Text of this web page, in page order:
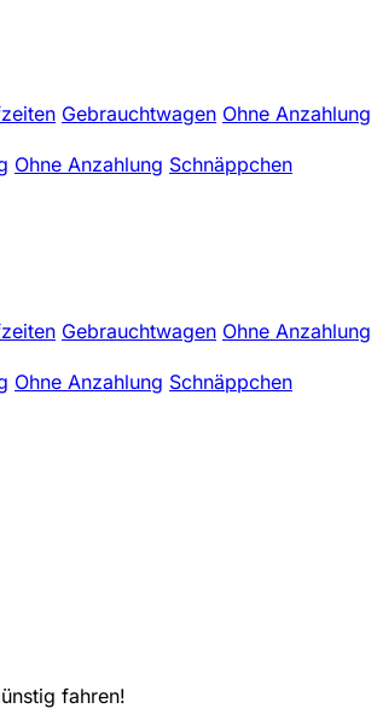
Gebrauchtwagen Ohne Anzahlung
Ohne Anzahlung Schnäppchen
Gebrauchtwagen Ohne Anzahlung
Ohne Anzahlung Schnäppchen
fahren!